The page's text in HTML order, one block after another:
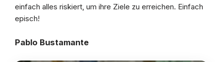
einfach alles riskiert, um ihre Ziele zu erreichen. Einfach
episch!
Pablo Bustamante